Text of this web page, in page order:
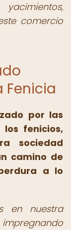
comercio
Fenicia
por las
los fenicios,
sociedad
camino de
a lo
en nuestra
impregnando